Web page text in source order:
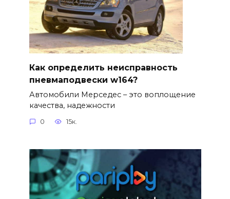
Как определить неисправность
пневмаподвески w164?
Автомобили Мерседес – это воплощение
качества, надежности
0 15к.